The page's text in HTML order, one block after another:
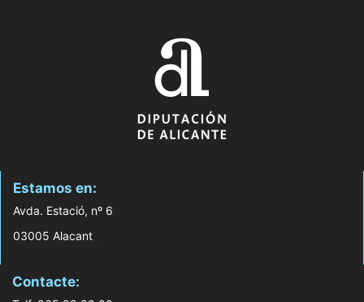
Estamos en:
Avda. Estació, nº 6
03005 Alacant
Contacte: